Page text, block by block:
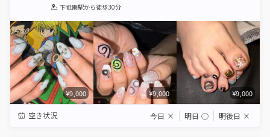
1 2 3 4 5
下祇園駅から徒歩30分
¥9,000 ¥9,000 ¥9,000
空き状況 今日 × 明日 ◯ 明後日 ×